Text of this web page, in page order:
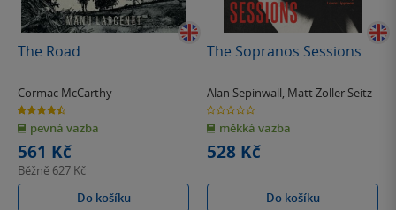
The Road
Cormac McCarthy
4.4
z
5
hvězdiček
pevná vazba
561 Kč
Běžně 627 Kč
Do košíku
The Sopranos Sessions
Alan Sepinwall, Matt Zoller Seitz
0.0
z
5
hvězdiček
měkká vazba
528 Kč
Do košíku